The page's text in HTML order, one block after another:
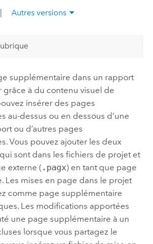
Autres versions
supplémentaire dans un rapport
grâce à du contenu visuel de
insérer des pages
au-dessus ou en dessous d’une
ou d’autres pages
Vous pouvez ajouter les deux
sont dans les fichiers de projet et
externe ( .pagx) en tant que page
Les mises en page dans le projet
comme page supplémentaire
Les modifications apportées
une page supplémentaire à un
lorsque vous partagez le